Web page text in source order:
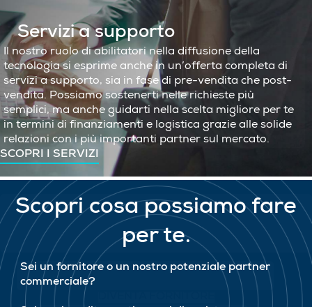
Servizi a supporto
Il nostro ruolo di abilitatori nella diffusione della
tecnologia si esprime anche in un’offerta completa di
servizi a supporto, sia in fase di pre-vendita che post-
vendita. Possiamo sostenerti nelle richieste più
semplici, ma anche guidarti nella scelta migliore per te
in termini di finanziamenti e logistica grazie alle solide
relazioni con i più importanti partner sul mercato.
SCOPRI I SERVIZI
Scopri cosa possiamo fare
per te.
Sei un fornitore o un nostro potenziale partner
commerciale?